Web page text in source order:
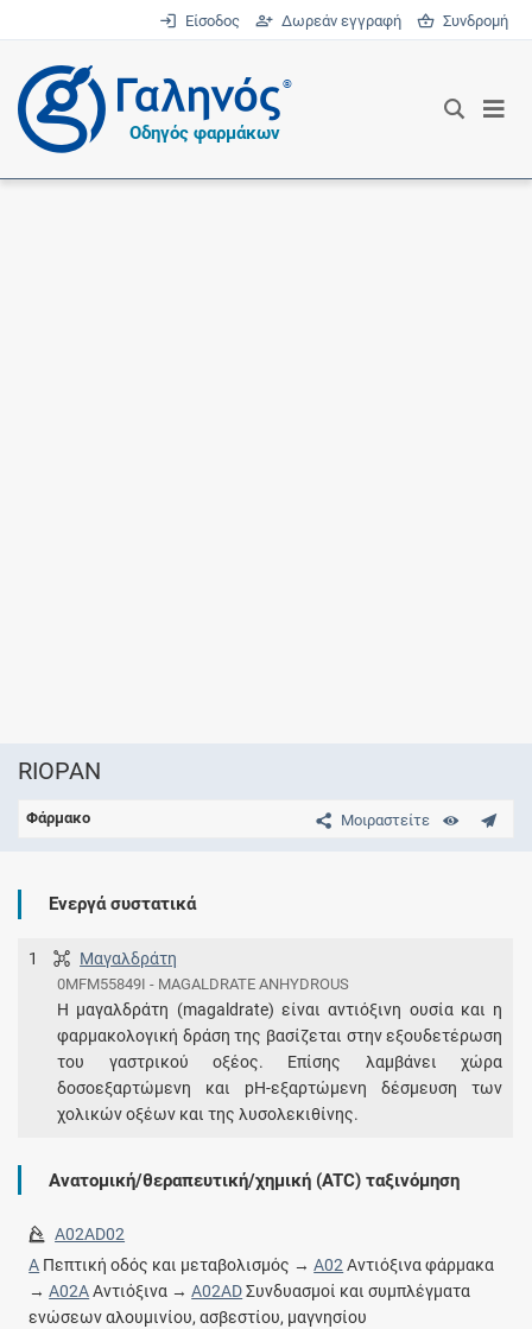
Είσοδος Δωρεάν εγγραφή Συνδρομή
®
Οδηγός φαρμάκων
RIOPAN
Μοιραστείτε
Φάρμακο
Ενεργά συστατικά
1 Μαγαλδράτη
0MFM55849I - MAGALDRATE ANHYDROUS
Η μαγαλδράτη (magaldrate) είναι αντιόξινη ουσία και η
φαρμακολογική δράση της βασίζεται στην εξουδετέρωση
του γαστρικού οξέος. Επίσης λαμβάνει χώρα
δοσοεξαρτώμενη και pH-εξαρτώμενη δέσμευση των
χολικών οξέων και της λυσολεκιθίνης.
Ανατομική/θεραπευτική/χημική (ATC) ταξινόμηση
A02AD02
A Πεπτική οδός και μεταβολισμός →A02 Αντιόξινα φάρμακα
→A02AΑντιόξινα →A02ADΣυνδυασμοί και συμπλέγματα
ενώσεων αλουμινίου, ασβεστίου, μαγνησίου